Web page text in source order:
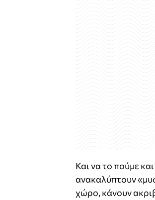
Και να το πούμε
ανακαλύπτουν
χώρο, κάνουν